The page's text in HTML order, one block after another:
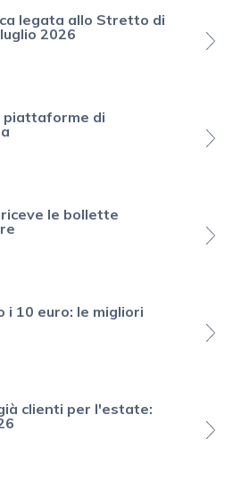
legata allo Stretto di
2026
piattaforme di
le bollette
10 euro: le migliori
clienti per l'estate: